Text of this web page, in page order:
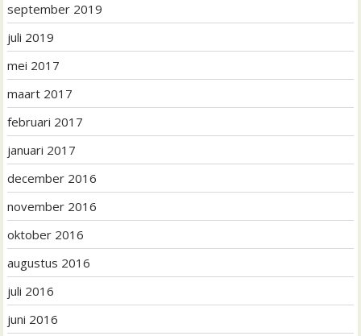
september 2019
juli 2019
mei 2017
maart 2017
februari 2017
januari 2017
december 2016
november 2016
oktober 2016
augustus 2016
juli 2016
juni 2016